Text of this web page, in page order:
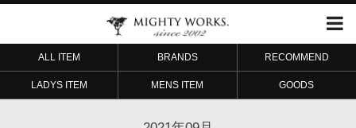
ALL ITEM BRANDS RECOMMEND
LADYS ITEM MENS ITEM GOODS